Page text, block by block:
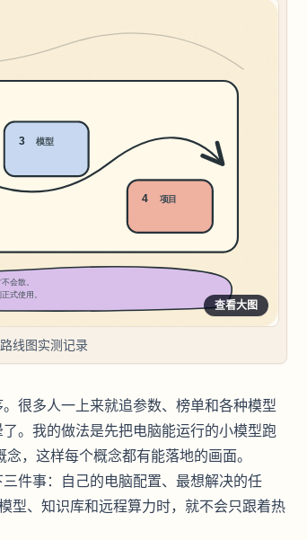
查看大图
线图实测记录
很多人一上来就追参数、榜单和各种模型
。我的做法是先把电脑能运行的小模型跑
，这样每个概念都有能落地的画面。
件事：自己的电脑配置、最想解决的任
型、知识库和远程算力时，就不会只跟着热